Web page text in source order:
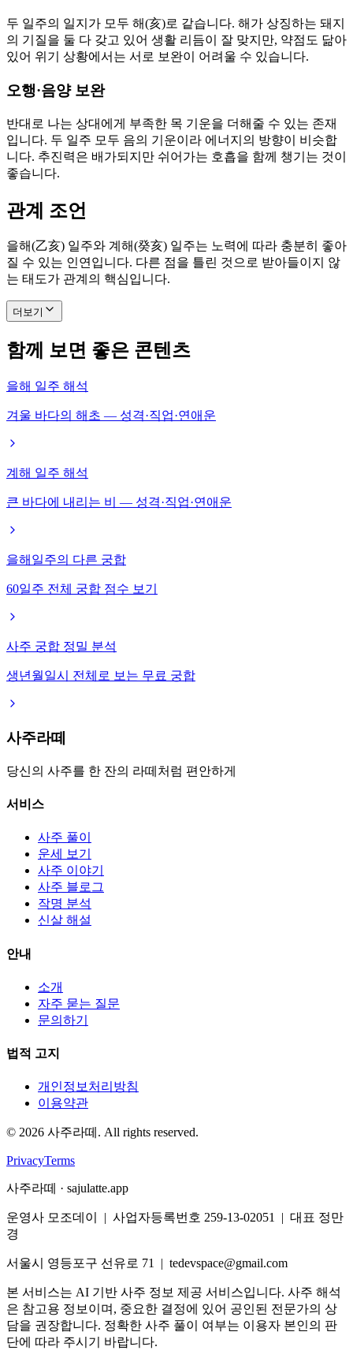
두 일주의 일지가 모두 해(亥)로 같습니다. 해가 상징하는 돼지
의 기질을 둘 다 갖고 있어 생활 리듬이 잘 맞지만, 약점도 닮아
있어 위기 상황에서는 서로 보완이 어려울 수 있습니다.
오행·음양 보완
반대로 나는 상대에게 부족한 목 기운을 더해줄 수 있는 존재
입니다. 두 일주 모두 음의 기운이라 에너지의 방향이 비슷합
니다. 추진력은 배가되지만 쉬어가는 호흡을 함께 챙기는 것이
좋습니다.
관계 조언
을해(乙亥) 일주와 계해(癸亥) 일주는 노력에 따라 충분히 좋아
질 수 있는 인연입니다. 다른 점을 틀린 것으로 받아들이지 않
는 태도가 관계의 핵심입니다.
더보기
함께 보면 좋은 콘텐츠
을해 일주 해석
겨울 바다의 해초 — 성격·직업·연애운
계해 일주 해석
큰 바다에 내리는 비 — 성격·직업·연애운
을해일주의 다른 궁합
60일주 전체 궁합 점수 보기
사주 궁합 정밀 분석
생년월일시 전체로 보는 무료 궁합
사주라떼
당신의 사주를 한 잔의 라떼처럼 편안하게
서비스
사주 풀이
운세 보기
사주 이야기
사주 블로그
작명 분석
신살 해설
안내
소개
자주 묻는 질문
문의하기
법적 고지
개인정보처리방침
이용약관
© 2026 사주라떼. All rights reserved.
PrivacyTerms
사주라떼 · sajulatte.app
운영사 모조데이 | 사업자등록번호 259-13-02051 | 대표 정만
경
서울시 영등포구 선유로 71 | tedevspace@gmail.com
본 서비스는 AI 기반 사주 정보 제공 서비스입니다. 사주 해석
은 참고용 정보이며, 중요한 결정에 있어 공인된 전문가의 상
담을 권장합니다. 정확한 사주 풀이 여부는 이용자 본인의 판
단에 따라 주시기 바랍니다.